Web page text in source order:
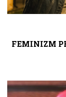
FEMINIZM